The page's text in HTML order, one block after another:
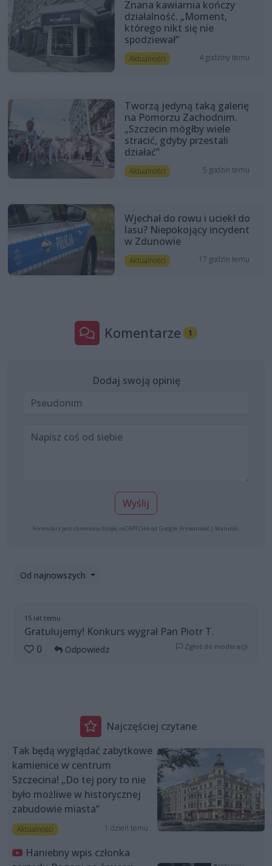
Znana kawiarnia kończy
działalność. „Moment,
którego nikt się nie
spodziewał”
Aktualności 4 godziny temu
Tworzą jedyną taką galerię
na Pomorzu Zachodnim.
„Szczecin mógłby wiele
stracić, gdyby przestali
działać”
Aktualności 5 godzin temu
Wjechał do rowu i uciekł do
lasu? Niepokojący incydent
w Zdunowie
Aktualności 17 godzin temu
Komentarze 1
Dodaj swoją opinię
Wyślij
Formularz jest chroniony dzięki reCAPTCHA od Google: Prywatność | Warunki
Od najnowszych
15 lat temu
Gratulujemy! Konkurs wygrał Pan Piotr T.
0
Odpowiedz Zgłoś do moderacji
Najczęściej czytane
Tak będą wyglądać zabytkowe
kamienice w centrum
Szczecina! „Do tej pory to nie
było możliwe w historycznej
zabudowie miasta”
Aktualności 1 dzień temu
Haniebny wpis członka